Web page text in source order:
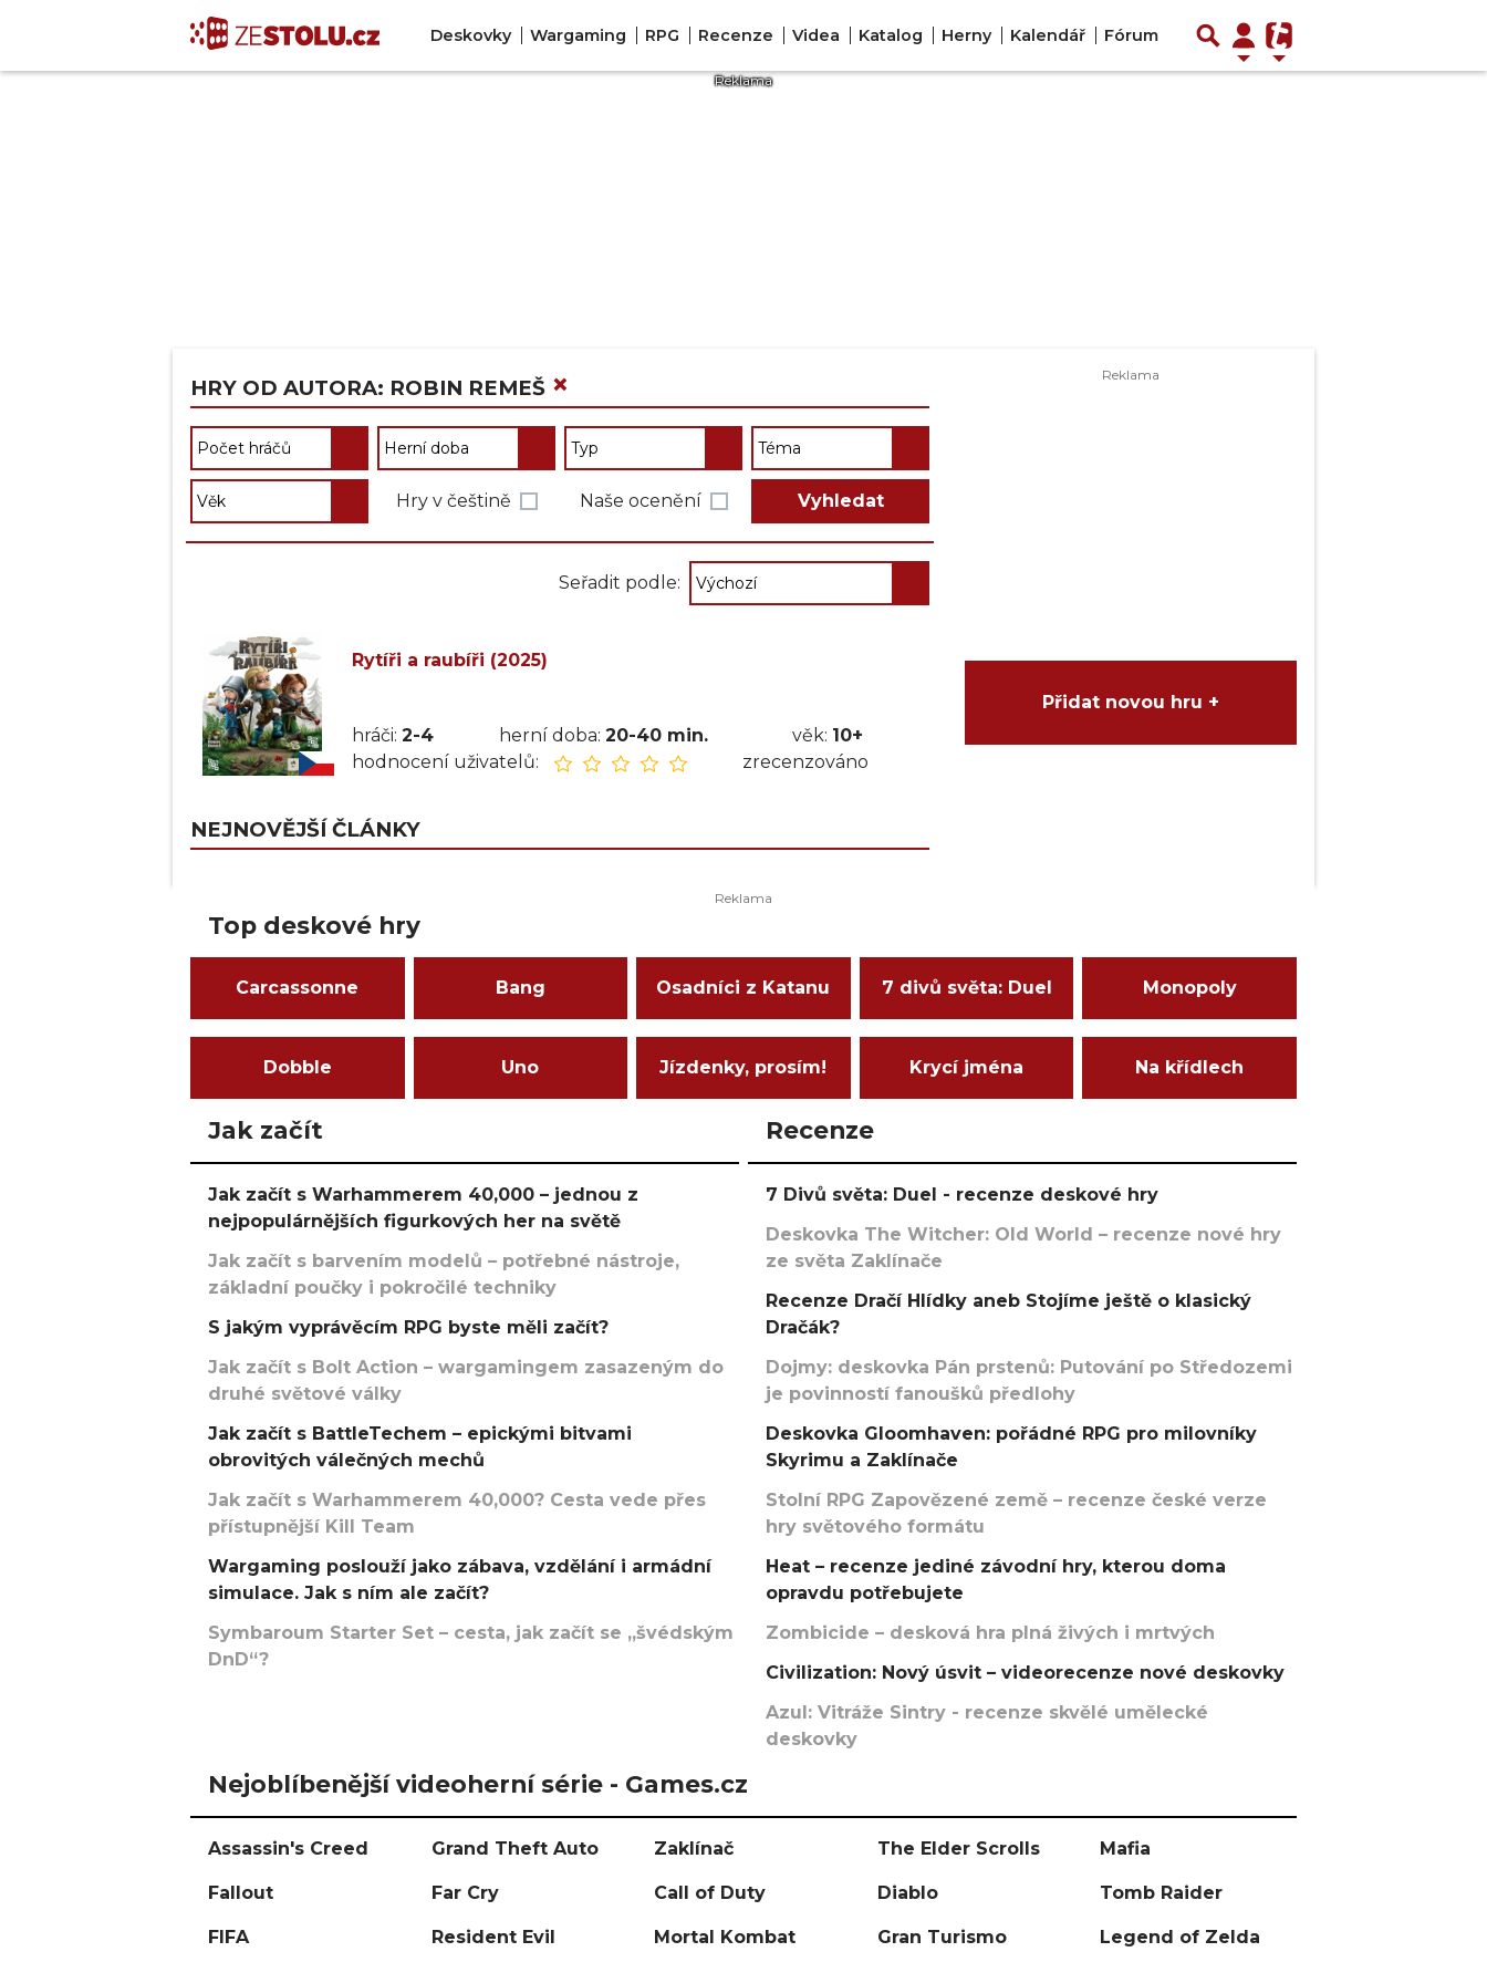
Deskovky Wargaming RPG Recenze Videa Katalog Herny Kalendář Fórum
HRY OD AUTORA: ROBIN REMEŠ ×
Hry v češtině Naše ocenění Vyhledat
Seřadit podle:
Rytíři a raubíři (2025)
hráči: 2-4 herní doba: 20-40 min. věk: 10+
hodnocení uživatelů:
zrecenzováno
NEJNOVĚJŠÍ ČLÁNKY
Přidat novou hru +
Top deskové hry
Carcassonne Bang Osadníci z Katanu 7 divů světa: Duel Monopoly
Dobble Uno Jízdenky, prosím! Krycí jména Na křídlech
Jak začít
Jak začít s Warhammerem 40,000 – jednou z
nejpopulárnějších figurkových her na světě
Jak začít s barvením modelů – potřebné nástroje,
základní poučky i pokročilé techniky
S jakým vyprávěcím RPG byste měli začít?
Jak začít s Bolt Action – wargamingem zasazeným do
druhé světové války
Jak začít s BattleTechem – epickými bitvami
obrovitých válečných mechů
Jak začít s Warhammerem 40,000? Cesta vede přes
přístupnější Kill Team
Wargaming poslouží jako zábava, vzdělání i armádní
simulace. Jak s ním ale začít?
Symbaroum Starter Set – cesta, jak začít se „švédským
DnD“?
Recenze
7 Divů světa: Duel - recenze deskové hry
Deskovka The Witcher: Old World – recenze nové hry
ze světa Zaklínače
Recenze Dračí Hlídky aneb Stojíme ještě o klasický
Dračák?
Dojmy: deskovka Pán prstenů: Putování po Středozemi
je povinností fanoušků předlohy
Deskovka Gloomhaven: pořádné RPG pro milovníky
Skyrimu a Zaklínače
Stolní RPG Zapovězené země – recenze české verze
hry světového formátu
Heat – recenze jediné závodní hry, kterou doma
opravdu potřebujete
Zombicide – desková hra plná živých i mrtvých
Civilization: Nový úsvit – videorecenze nové deskovky
Azul: Vitráže Sintry - recenze skvělé umělecké
deskovky
Nejoblíbenější videoherní série - Games.cz
Assassin's Creed Grand Theft Auto Zaklínač The Elder Scrolls Mafia
Fallout Far Cry Call of Duty Diablo Tomb Raider
FIFA Resident Evil Mortal Kombat Gran Turismo Legend of Zelda